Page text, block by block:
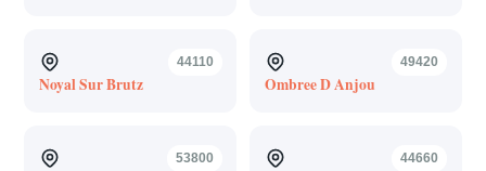
44110
Noyal Sur Brutz
49420
Ombree D Anjou
53800 44660